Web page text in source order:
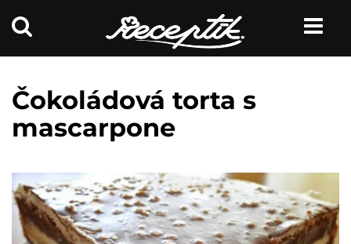
Čokoládová torta s
mascarpone